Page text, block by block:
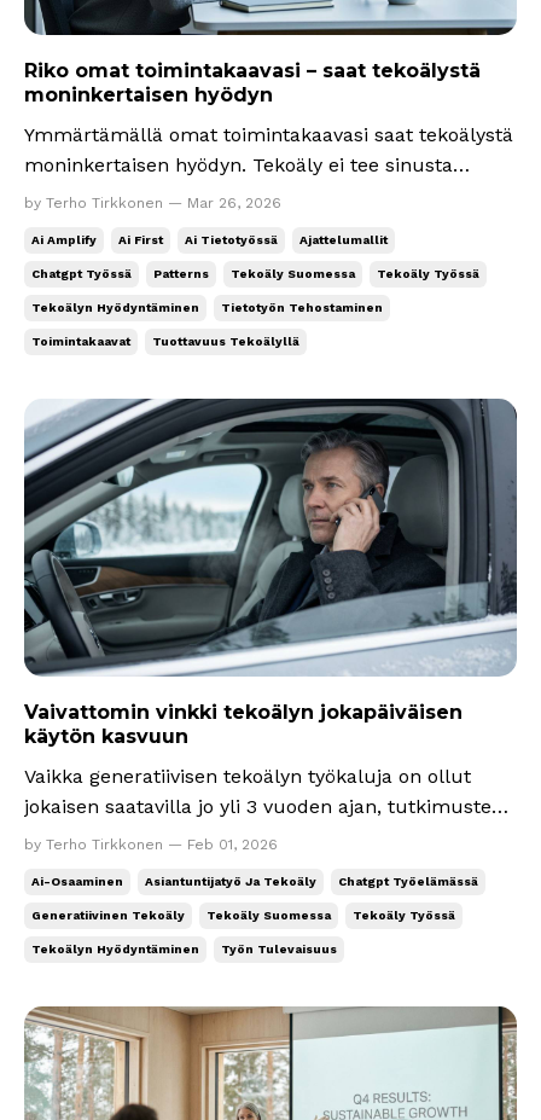
Riko omat toimintakaavasi – saat tekoälystä
moninkertaisen hyödyn
Ymmärtämällä omat toimintakaavasi saat tekoälystä
moninkertaisen hyödyn. Tekoäly ei tee sinusta
automaattisesti parempaa, koska se vahvistaa niitä
toistajia. Ne tunnistavat, millaiset sanat j...
by Terho Tirkkonen — Mar 26, 2026
Ai Amplify Ai First Ai Tietotyössä Ajattelumallit
Chatgpt Työssä Patterns Tekoäly Suomessa Tekoäly Työssä
Tekoälyn Hyödyntäminen Tietotyön Tehostaminen
Toimintakaavat Tuottavuus Tekoälyllä
Vaivattomin vinkki tekoälyn jokapäiväisen
käytön kasvuun
Vaikka generatiivisen tekoälyn työkaluja on ollut
jokaisen saatavilla jo yli 3 vuoden ajan, tutkimusten
ja kokemukseni mukaan vielä tänäkään päivänä
vähimmistössä. Siinä tapauksessa tämä kirje auttaa
si...
by Terho Tirkkonen — Feb 01, 2026
Ai-Osaaminen Asiantuntijatyö Ja Tekoäly Chatgpt Työelämässä
Generatiivinen Tekoäly Tekoäly Suomessa Tekoäly Työssä
Tekoälyn Hyödyntäminen Työn Tulevaisuus